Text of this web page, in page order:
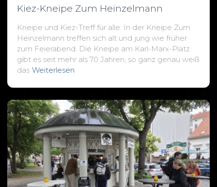
Kiez-Kneipe Zum Heinzelmann
Kneipe und Kiez-Treff für alle: In der Kneipe Zum
Heinzelmann treffen sich alt und jung wie früher
zum Feierabend. Die Kneipe am Karl-Marx-Platz
gibt es seit mehr als 70 Jahren, so ganz genau weiß
das Weiterlesen